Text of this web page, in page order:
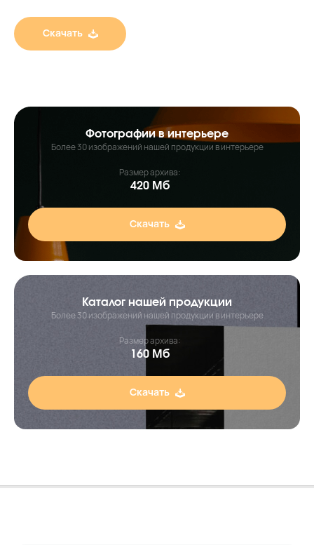
Скачать
Фотографии в интерьере
Более 30 изображений нашей продукции в интерьере
Размер архива:
420 Мб
Скачать
Каталог нашей продукции
Более 30 изображений нашей продукции в интерьере
Размер архива:
160 Мб
Скачать